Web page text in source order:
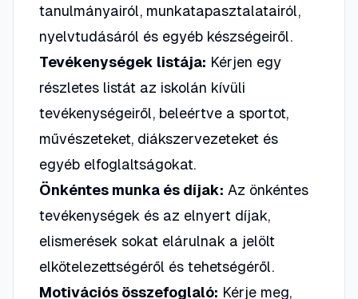
tanulmányairól, munkatapasztalatairól,
nyelvtudásáról és egyéb készségeiről.
Tevékenységek listája: Kérjen egy
részletes listát az iskolán kívüli
tevékenységeiről, beleértve a sportot,
művészeteket, diákszervezeteket és
egyéb elfoglaltságokat.
Önkéntes munka és díjak: Az önkéntes
tevékenységek és az elnyert díjak,
elismerések sokat elárulnak a jelölt
elkötelezettségéről és tehetségéről.
Motivációs összefoglaló: Kérje meg,